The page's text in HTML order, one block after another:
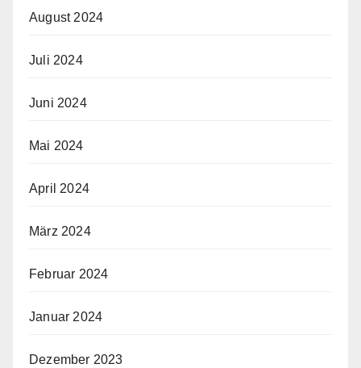
August 2024
Juli 2024
Juni 2024
Mai 2024
April 2024
März 2024
Februar 2024
Januar 2024
Dezember 2023